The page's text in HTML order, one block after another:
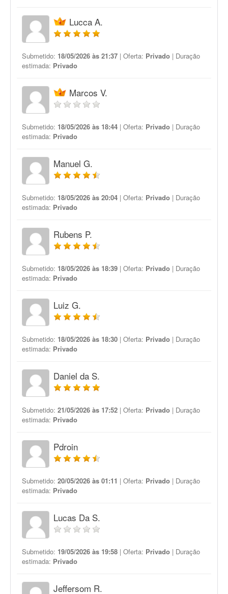
Lucca A.
Submetido: 18/05/2026 às 21:37 | Oferta: Privado | Duração
estimada: Privado
Marcos V.
Submetido: 18/05/2026 às 18:44 | Oferta: Privado | Duração
estimada: Privado
Manuel G.
Submetido: 18/05/2026 às 20:04 | Oferta: Privado | Duração
estimada: Privado
Rubens P.
Submetido: 18/05/2026 às 18:39 | Oferta: Privado | Duração
estimada: Privado
Luiz G.
Submetido: 18/05/2026 às 18:30 | Oferta: Privado | Duração
estimada: Privado
Daniel da S.
Submetido: 21/05/2026 às 17:52 | Oferta: Privado | Duração
estimada: Privado
Pdroin
Submetido: 20/05/2026 às 01:11 | Oferta: Privado | Duração
estimada: Privado
Lucas Da S.
Submetido: 19/05/2026 às 19:58 | Oferta: Privado | Duração
estimada: Privado
Jeffersom R.